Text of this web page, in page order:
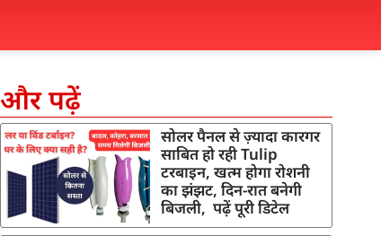
और पढ़ें
सोलर पैनल से ज़्यादा कारगर
साबित हो रही Tulip
टरबाइन, खत्म होगा रोशनी
का झंझट, दिन-रात बनेगी
बिजली, पढ़ें पूरी डिटेल